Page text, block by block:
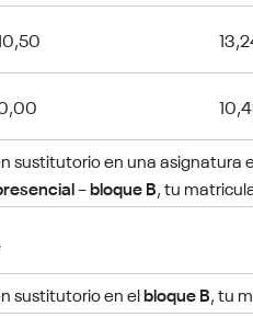
sustitutorio en una asignatura
–bloque B, tu
sustitutorio en elbloque B, tu